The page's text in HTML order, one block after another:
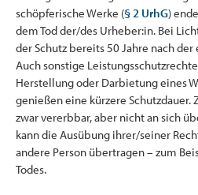
schöpferische Werke (§ 2 UrhG)
dem Tod der/des Urheber:in. Bei
der Schutz bereits 50 Jahre nach
Auch sonstige
Herstellung oder Darbietung eines
genießen eine kürzere Schutzdauer.
zwar vererbbar, aber nicht an sich
kann die Ausübung ihrer/seiner
andere Person übertragen – zum
Todes.